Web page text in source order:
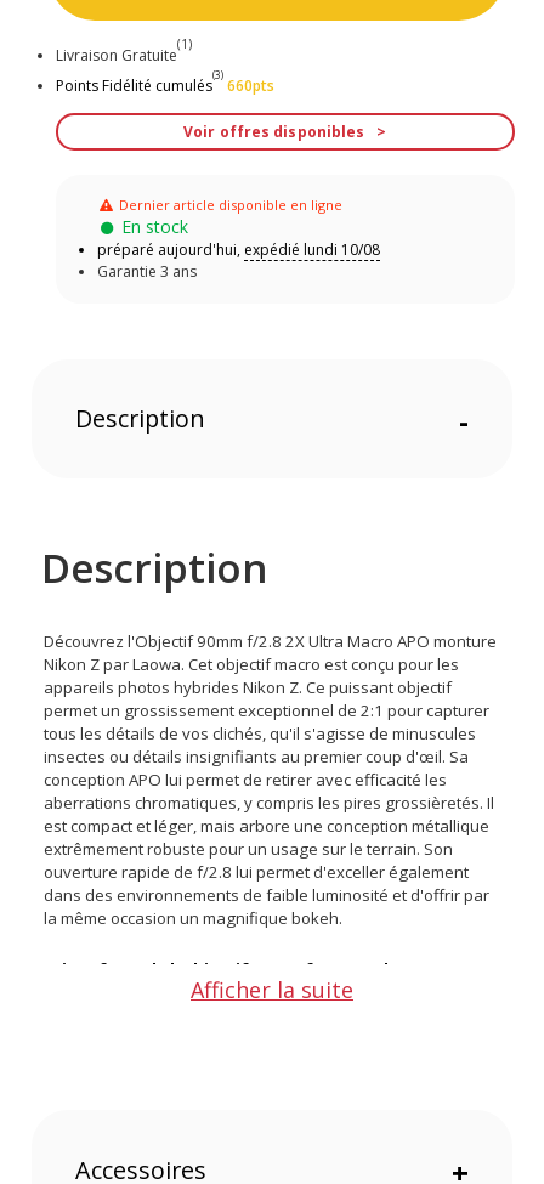
Livraison Gratuite
(1)
Points Fidélité cumulés
(3)
660pts
Voir offres disponibles
Dernier article disponible en ligne
En stock
préparé aujourd'hui, expédié lundi 10/08
Garantie 3 ans
Description -
Description
Découvrez l'Objectif 90mm f/2.8 2X Ultra Macro APO monture
Nikon Z par Laowa. Cet objectif macro est conçu pour les
appareils photos hybrides Nikon Z. Ce puissant objectif
permet un grossissement exceptionnel de 2:1 pour capturer
tous les détails de vos clichés, qu'il s'agisse de minuscules
insectes ou détails insignifiants au premier coup d'œil. Sa
conception APO lui permet de retirer avec efficacité les
aberrations chromatiques, y compris les pires grossièretés. Il
est compact et léger, mais arbore une conception métallique
extrêmement robuste pour un usage sur le terrain. Son
ouverture rapide de f/2.8 lui permet d'exceller également
dans des environnements de faible luminosité et d'offrir par
la même occasion un magnifique bokeh.
Points forts de l'Objectif 90mm f/2.8 2X Ultra Macro
APO monture Nikon Z par Laowa
résistance et de longévité
Afficher la suite
Accessoires +